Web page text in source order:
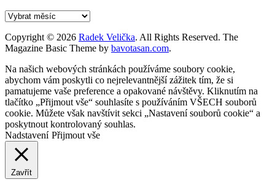
Archív
Copyright © 2026 Radek Velička. All Rights Reserved. The
Magazine Basic Theme by bavotasan.com.
Na našich webových stránkách používáme soubory cookie,
abychom vám poskytli co nejrelevantnější zážitek tím, že si
pamatujeme vaše preference a opakované návštěvy. Kliknutím na
tlačítko „Přijmout vše“ souhlasíte s používáním VŠECH souborů
cookie. Můžete však navštívit sekci „Nastavení souborů cookie“ a
poskytnout kontrolovaný souhlas.
Nadstavení Přijmout vše
Zavřít